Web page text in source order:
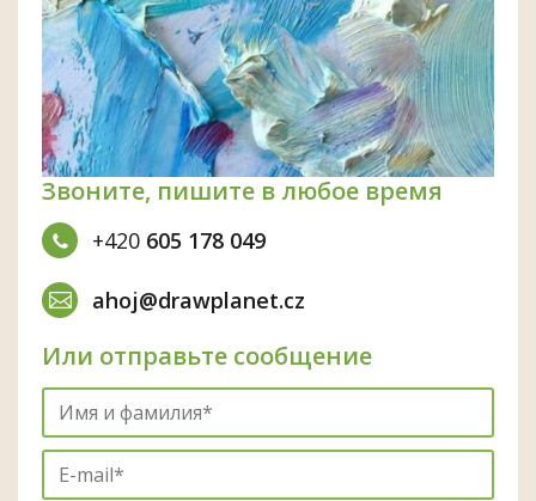
Звоните, пишите в любое время
+420 605 178 049
ahoj@drawplanet.cz
Или отправьте сообщение